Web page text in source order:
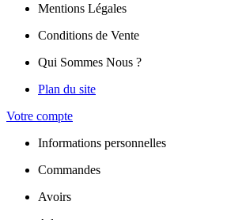
Mentions Légales
Conditions de Vente
Qui Sommes Nous ?
Plan du site
Votre compte
Informations personnelles
Commandes
Avoirs